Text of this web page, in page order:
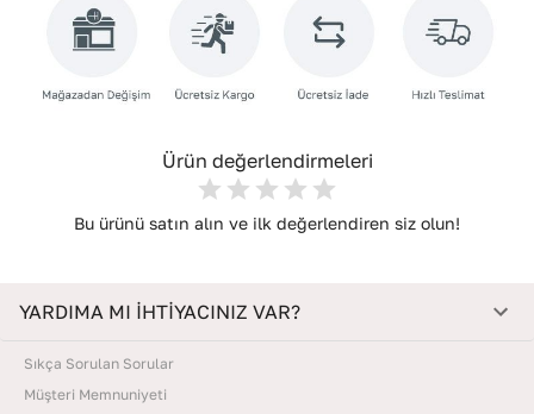
Deri Cinsi:Dana Deri
Ürün değerlendirmeleri
Bu ürünü satın alın ve ilk değerlendiren siz olun!
YARDIMA MI İHTİYACINIZ VAR?
Sıkça Sorulan Sorular
Müşteri Memnuniyeti